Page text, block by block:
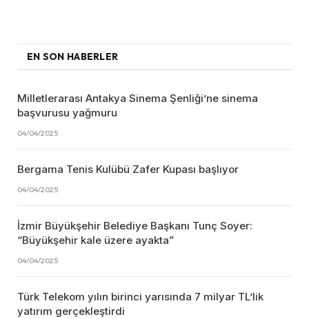
EN SON HABERLER
Milletlerarası Antakya Sinema Şenliği’ne sinema
başvurusu yağmuru
04/04/2025
Bergama Tenis Kulübü Zafer Kupası başlıyor
04/04/2025
İzmir Büyükşehir Belediye Başkanı Tunç Soyer:
“Büyükşehir kale üzere ayakta”
04/04/2025
Türk Telekom yılın birinci yarısında 7 milyar TL’lik
yatırım gerçekleştirdi